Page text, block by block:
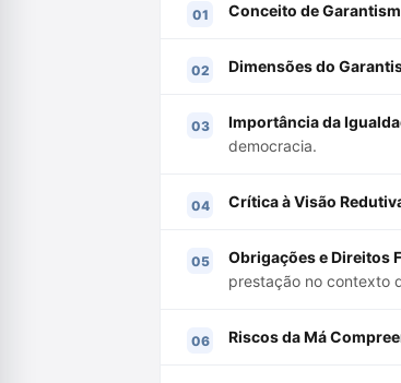
Conceito de
Dimensões do
Importância da
democracia.
Crítica à Visão
Obrigações e Direitos
prestação no contexto
Riscos da Má